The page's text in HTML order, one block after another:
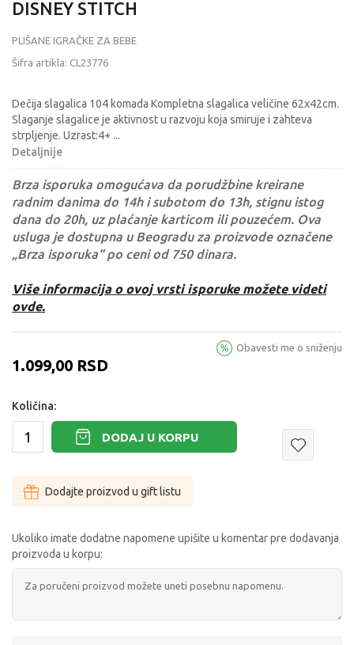
DISNEY STITCH
PLIŠANE IGRAČKE ZA BEBE
Šifra artikla: CL23776
Dečija slagalica 104 komada Kompletna slagalica veličine 62x42cm.
Slaganje slagalice je aktivnost u razvoju koja smiruje i zahteva
strpljenje. Uzrast:4+ ...
Detaljnije
Brza isporuka omogućava da porudžbine kreirane
radnim danima do 14h i subotom do 13h, stignu istog
dana do 20h, uz plaćanje karticom ili pouzećem. Ova
usluga je dostupna u Beogradu za proizvode označene
„Brza isporuka“ po ceni od 750 dinara.
Više informacija o ovoj vrsti isporuke možete videti
ovde.
1.099,00 RSD
Obavesti me o sniženju
Količina:
DODAJ U KORPU
Dodajte proizvod u gift listu
Ukoliko imate dodatne napomene upišite u komentar pre dodavanja
proizvoda u korpu: